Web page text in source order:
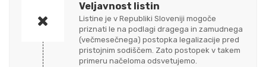
Veljavnost listin
Listine je v Republiki Sloveniji mogoče
priznati le na podlagi dragega in zamudnega
(večmesečnega) postopka legalizacije pred
pristojnim sodiščem. Zato postopek v takem
primeru načeloma odsvetujemo.